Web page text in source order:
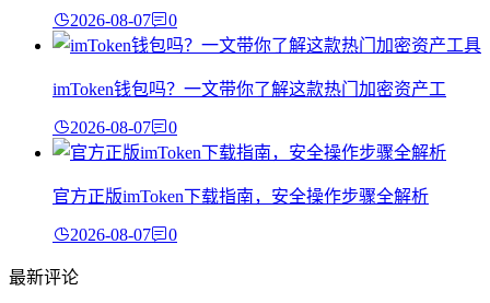
2026-08-07 0
imToken钱包吗？一文带你了解这款热门加密资产工
2026-08-07 0
官方正版imToken下载指南，安全操作步骤全解析
2026-08-07 0
最新评论